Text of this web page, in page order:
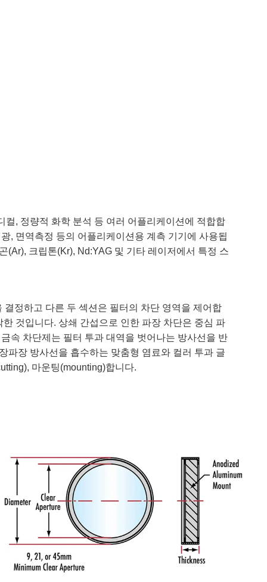
, 정량적 화학 분석 등 여러 어플리케이션에 적합합
, 면역측정 등의 어플리케이션용 계측 기기에 사용됩
크립톤(Kr), Nd:YAG 및 기타 레이저에서 특정 스
정하고 다른 두 섹션은 필터의 차단 영역을 제어합
것입니다. 상쇄 간섭으로 인한 파장 차단은 중심 파
속 차단제는 필터 투과 대역을 벗어나는 방사선을 반
파장 방사선을 흡수하는 맞춤형 염료와 컬러 투과 글
마운팅(mounting)합니다.